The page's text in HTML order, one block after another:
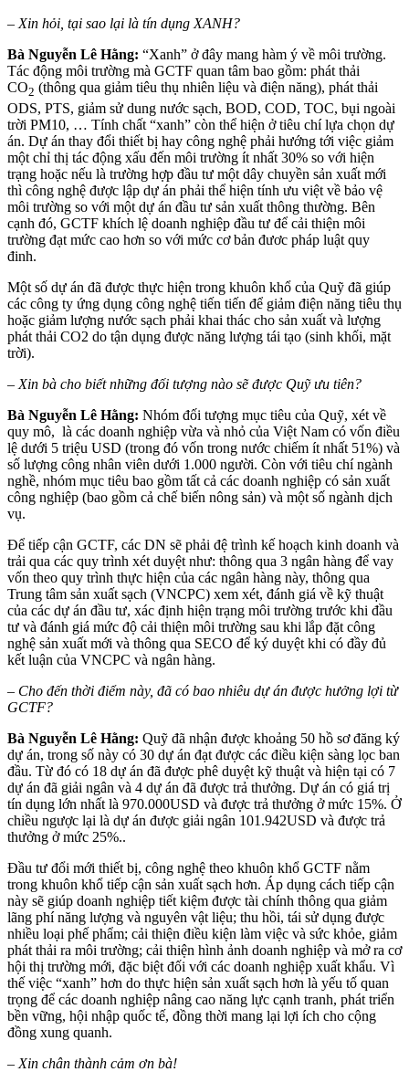
– Xin hỏi, tại sao lại là tín dụng XANH?
Bà Nguyễn Lê Hằng: “Xanh” ở đây mang hàm ý về môi trường.
Tác động môi trường mà GCTF quan tâm bao gồm: phát thải
CO2 (thông qua giảm tiêu thụ nhiên liệu và điện năng), phát thải
ODS, PTS, giảm sử dung nước sạch, BOD, COD, TOC, bụi ngoài
trời PM10, … Tính chất “xanh” còn thể hiện ở tiêu chí lựa chọn dự
án. Dự án thay đổi thiết bị hay công nghệ phải hướng tới việc giảm
một chỉ thị tác động xấu đến môi trường ít nhất 30% so với hiện
trạng hoặc nếu là trường hợp đầu tư một dây chuyền sản xuất mới
thì công nghệ được lập dự án phải thể hiện tính ưu việt về bảo vệ
môi trường so với một dự án đầu tư sản xuất thông thường. Bên
cạnh đó, GCTF khích lệ doanh nghiệp đầu tư để cải thiện môi
trường đạt mức cao hơn so với mức cơ bản đươc pháp luật quy
đinh.
Một số dự án đã được thực hiện trong khuôn khổ của Quỹ đã giúp
các công ty ứng dụng công nghệ tiến tiến để giảm điện năng tiêu thụ
hoặc giảm lượng nước sạch phải khai thác cho sản xuất và lượng
phát thải CO2 do tận dụng được năng lượng tái tạo (sinh khối, mặt
trời).
– Xin bà cho biết những đối tượng nào sẽ được Quỹ ưu tiên?
Bà Nguyễn Lê Hằng: Nhóm đối tượng mục tiêu của Quỹ, xét về
quy mô, là các doanh nghiệp vừa và nhỏ của Việt Nam có vốn điều
lệ dưới 5 triệu USD (trong đó vốn trong nước chiếm ít nhất 51%) và
số lượng công nhân viên dưới 1.000 người. Còn với tiêu chí ngành
nghề, nhóm mục tiêu bao gồm tất cả các doanh nghiệp có sản xuất
công nghiệp (bao gồm cả chế biến nông sản) và một số ngành dịch
vụ.
Để tiếp cận GCTF, các DN sẽ phải đệ trình kế hoạch kinh doanh và
trải qua các quy trình xét duyệt như: thông qua 3 ngân hàng để vay
vốn theo quy trình thực hiện của các ngân hàng này, thông qua
Trung tâm sản xuất sạch (VNCPC) xem xét, đánh giá về kỹ thuật
của các dự án đầu tư, xác định hiện trạng môi trường trước khi đầu
tư và đánh giá mức độ cải thiện môi trường sau khi lắp đặt công
nghệ sản xuất mới và thông qua SECO để ký duyệt khi có đầy đủ
kết luận của VNCPC và ngân hàng.
– Cho đến thời điểm này, đã có bao nhiêu dự án được hưởng lợi từ
GCTF?
Bà Nguyễn Lê Hằng: Quỹ đã nhận được khoảng 50 hồ sơ đăng ký
dự án, trong số này có 30 dự án đạt được các điều kiện sàng lọc ban
đầu. Từ đó có 18 dự án đã được phê duyệt kỹ thuật và hiện tại có 7
dự án đã giải ngân và 4 dự án đã được trả thưởng. Dự án có giá trị
tín dụng lớn nhất là 970.000USD và được trả thưởng ở mức 15%. Ở
chiều ngược lại là dự án được giải ngân 101.942USD và được trả
thưởng ở mức 25%..
Đầu tư đổi mới thiết bị, công nghệ theo khuôn khổ GCTF nằm
trong khuôn khổ tiếp cận sản xuất sạch hơn. Áp dụng cách tiếp cận
này sẽ giúp doanh nghiệp tiết kiệm được tài chính thông qua giảm
lãng phí năng lượng và nguyên vật liệu; thu hồi, tái sử dụng được
nhiều loại phế phẩm; cải thiện điều kiện làm việc và sức khỏe, giảm
phát thải ra môi trường; cải thiện hình ảnh doanh nghiệp và mở ra cơ
hội thị trường mới, đặc biệt đối với các doanh nghiệp xuất khẩu. Vì
thế việc “xanh” hơn do thực hiện sản xuất sạch hơn là yếu tố quan
trọng để các doanh nghiệp nâng cao năng lực cạnh tranh, phát triển
bền vững, hội nhập quốc tế, đồng thời mang lại lợi ích cho cộng
đồng xung quanh.
– Xin chân thành cảm ơn bà!